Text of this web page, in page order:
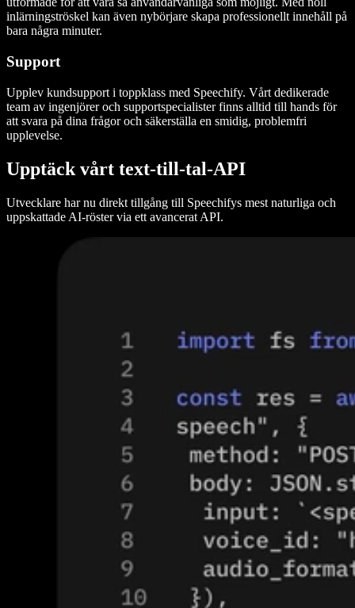
inlärningströskel kan även nybörjare skapa professionellt innehåll på
bara några minuter.
Support
Upplev kundsupport i toppklass med Speechify. Vårt dedikerade
team av ingenjörer och supportspecialister finns alltid till hands för
att svara på dina frågor och säkerställa en smidig, problemfri
upplevelse.
Upptäck vårt text‑till‑tal-API
Utvecklare har nu direkt tillgång till Speechifys mest naturliga och
uppskattade AI-röster via ett avancerat API.